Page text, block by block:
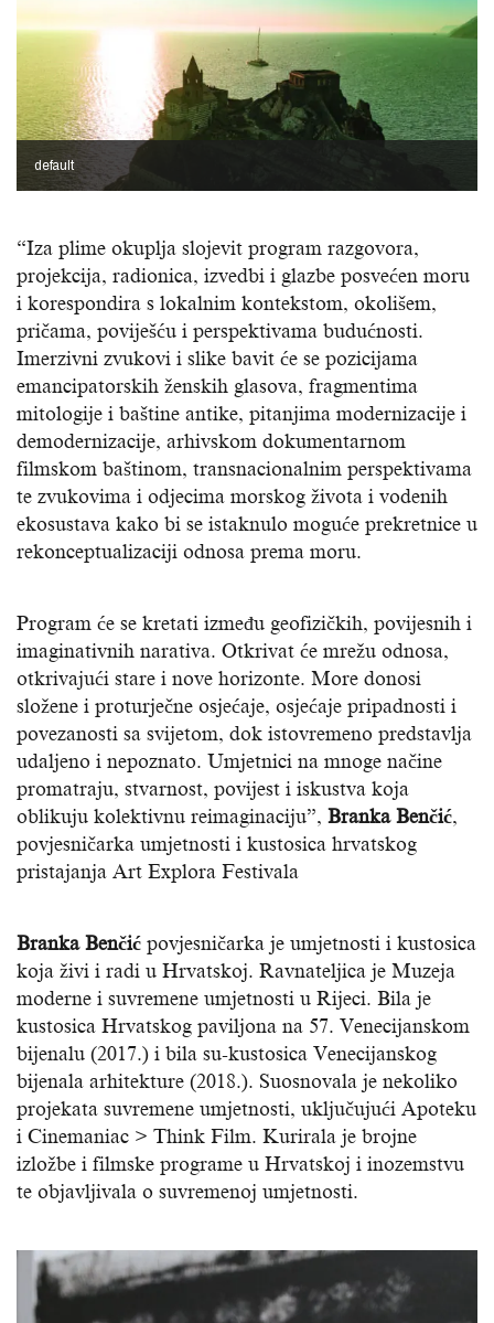
default
“Iza plime okuplja slojevit program razgovora,
projekcija, radionica, izvedbi i glazbe posvećen moru
i korespondira s lokalnim kontekstom, okolišem,
pričama, poviješću i perspektivama budućnosti.
Imerzivni zvukovi i slike bavit će se pozicijama
emancipatorskih ženskih glasova, fragmentima
mitologije i baštine antike, pitanjima modernizacije i
demodernizacije, arhivskom dokumentarnom
filmskom baštinom, transnacionalnim perspektivama
te zvukovima i odjecima morskog života i vodenih
ekosustava kako bi se istaknulo moguće prekretnice u
rekonceptualizaciji odnosa prema moru.
Program će se kretati između geofizičkih, povijesnih i
imaginativnih narativa. Otkrivat će mrežu odnosa,
otkrivajući stare i nove horizonte. More donosi
složene i proturječne osjećaje, osjećaje pripadnosti i
povezanosti sa svijetom, dok istovremeno predstavlja
udaljeno i nepoznato. Umjetnici na mnoge načine
promatraju, stvarnost, povijest i iskustva koja
oblikuju kolektivnu reimaginaciju”, Branka Benčić,
povjesničarka umjetnosti i kustosica hrvatskog
pristajanja Art Explora Festivala
Branka Benčić povjesničarka je umjetnosti i kustosica
koja živi i radi u Hrvatskoj. Ravnateljica je Muzeja
moderne i suvremene umjetnosti u Rijeci. Bila je
kustosica Hrvatskog paviljona na 57. Venecijanskom
bijenalu (2017.) i bila su-kustosica Venecijanskog
bijenala arhitekture (2018.). Suosnovala je nekoliko
projekata suvremene umjetnosti, uključujući Apoteku
i Cinemaniac > Think Film. Kurirala je brojne
izložbe i filmske programe u Hrvatskoj i inozemstvu
te objavljivala o suvremenoj umjetnosti.